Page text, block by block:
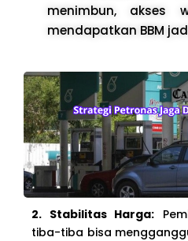
menimbun, akses
mendapatkan BBM
2. Stabilitas Harga:
tiba-tiba bisa